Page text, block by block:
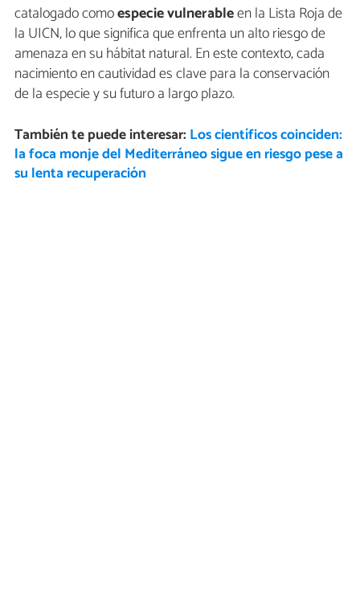
catalogado comoespecie vulnerableen la Lista Roja de
la UICN, lo que significa que enfrenta un alto riesgo de
amenaza en su hábitat natural. En este contexto, cada
nacimiento en cautividad es clave para la conservación
de la especie y su futuro a largo plazo.
También te puede interesar: Los científicos coinciden:
la foca monje del Mediterráneo sigue en riesgo pese a
su lenta recuperación